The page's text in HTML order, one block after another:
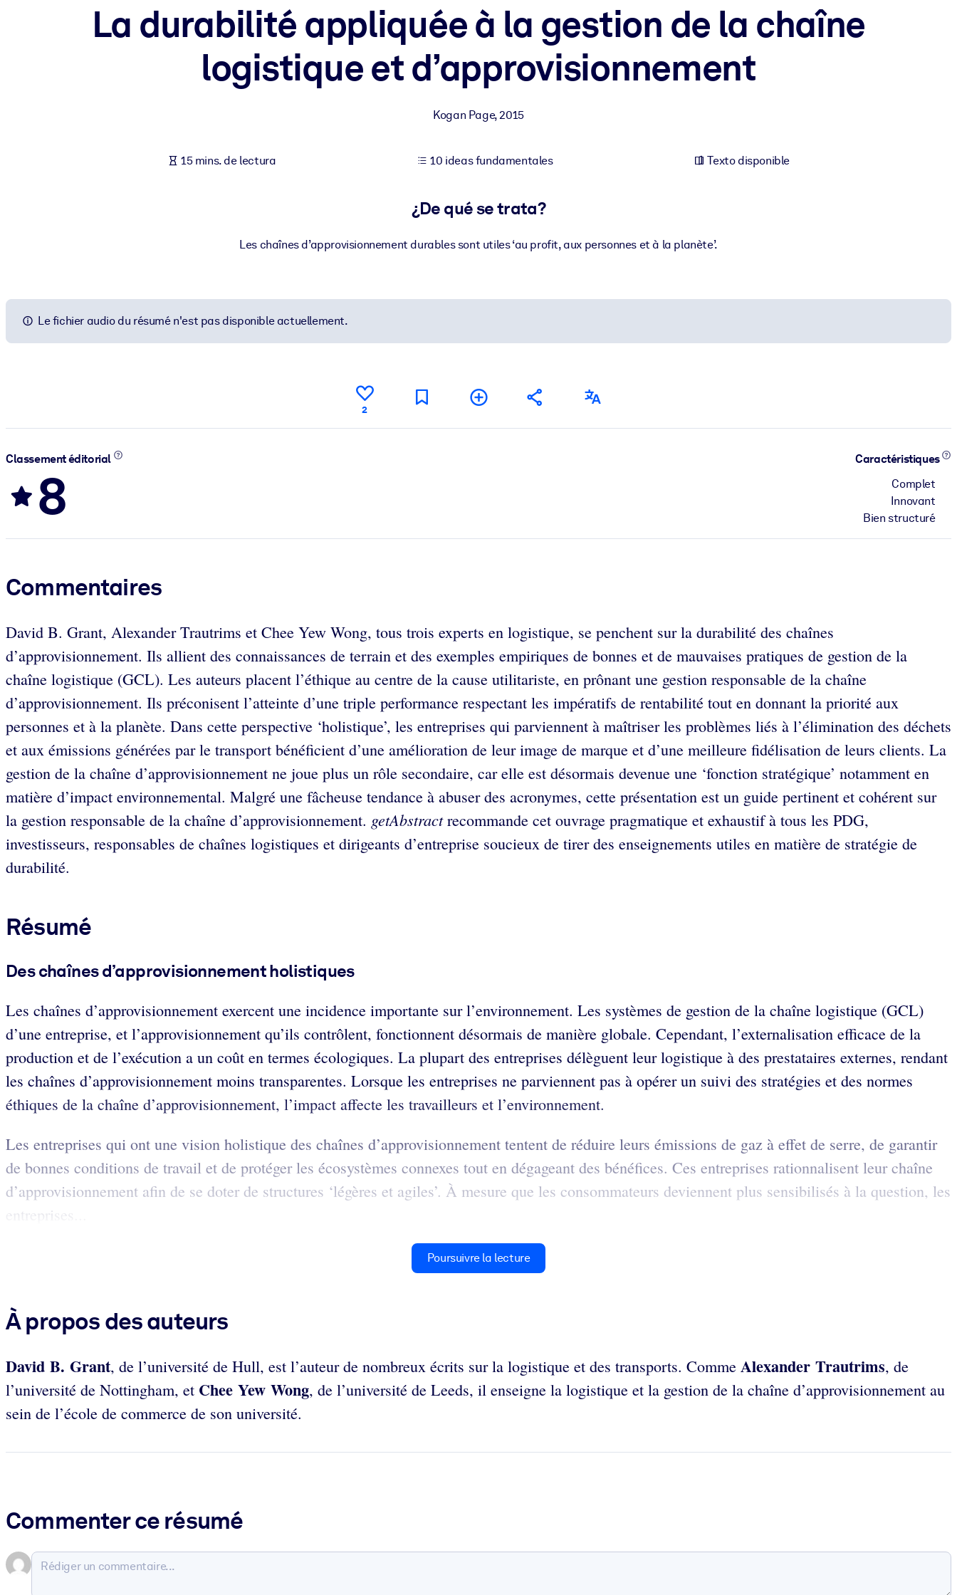
Para LMS/LXP
Integre conocimientos verificados y breves en su LMS/LXP para obtener mejores resultados de aprendizaje.
Alimente sus sistemas de IA con conocimientos fiables y estructurados para mejorar los resultados.
La durabilité appliquée à la gestion de la chaîne
logistique et d’approvisionnement
Kogan Page,2015
15 mins. de lectura 10 ideas fundamentales Texto disponible
¿De qué se trata?
Les chaînes d’approvisionnement durables sont utiles ‘au profit, aux personnes et à la planète’.
Le fichier audio du résumé n'est pas disponible actuellement.
2
Classement éditorial
8
Caractéristiques
Complet
Innovant
Bien structuré
Commentaires
David B. Grant, Alexander Trautrims et Chee Yew Wong, tous trois experts en logistique, se penchent sur la durabilité des chaînes
d’approvisionnement. Ils allient des connaissances de terrain et des exemples empiriques de bonnes et de mauvaises pratiques de gestion de la
chaîne logistique (GCL). Les auteurs placent l’éthique au centre de la cause utilitariste, en prônant une gestion responsable de la chaîne
d’approvisionnement. Ils préconisent l’atteinte d’une triple performance respectant les impératifs de rentabilité tout en donnant la priorité aux
personnes et à la planète. Dans cette perspective ‘holistique’, les entreprises qui parviennent à maîtriser les problèmes liés à l’élimination des déchets
et aux émissions générées par le transport bénéficient d’une amélioration de leur image de marque et d’une meilleure fidélisation de leurs clients. La
gestion de la chaîne d’approvisionnement ne joue plus un rôle secondaire, car elle est désormais devenue une ‘fonction stratégique’ notamment en
matière d’impact environnemental. Malgré une fâcheuse tendance à abuser des acronymes, cette présentation est un guide pertinent et cohérent sur
la gestion responsable de la chaîne d’approvisionnement. getAbstractrecommande cet ouvrage pragmatique et exhaustif à tous les PDG,
investisseurs, responsables de chaînes logistiques et dirigeants d’entreprise soucieux de tirer des enseignements utiles en matière de stratégie de
durabilité.
Résumé
Des chaînes d’approvisionnement holistiques
Les chaînes d’approvisionnement exercent une incidence importante sur l’environnement. Les systèmes de gestion de la chaîne logistique (GCL)
d’une entreprise, et l’approvisionnement qu’ils contrôlent, fonctionnent désormais de manière globale. Cependant, l’externalisation efficace de la
production et de l’exécution a un coût en termes écologiques. La plupart des entreprises délèguent leur logistique à des prestataires externes, rendant
les chaînes d’approvisionnement moins transparentes. Lorsque les entreprises ne parviennent pas à opérer un suivi des stratégies et des normes
éthiques de la chaîne d’approvisionnement, l’impact affecte les travailleurs et l’environnement.
Les entreprises qui ont une vision holistique des chaînes d’approvisionnement tentent de réduire leurs émissions de gaz à effet de serre, de garantir
de bonnes conditions de travail et de protéger les écosystèmes connexes tout en dégageant des bénéfices. Ces entreprises rationnalisent leur chaîne
d’approvisionnement afin de se doter de structures ‘légères et agiles’. À mesure que les consommateurs deviennent plus sensibilisés à la question, les
entreprises...
Poursuivre la lecture
À propos des auteurs
David B. Grant, de l’université de Hull, est l’auteur de nombreux écrits sur la logistique et des transports. Comme Alexander Trautrims, de
l’université de Nottingham, et Chee Yew Wong, de l’université de Leeds, il enseigne la logistique et la gestion de la chaîne d’approvisionnement au
sein de l’école de commerce de son université.
Commenter ce résumé